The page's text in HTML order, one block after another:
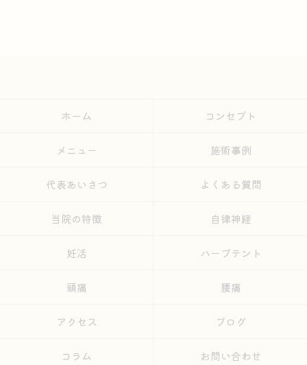
ホーム コンセプト
メニュー 施術事例
代表あいさつ よくある質問
当院の特徴 自律神経
妊活 ハーブテント
頭痛 腰痛
アクセス ブログ
コラム お問い合わせ